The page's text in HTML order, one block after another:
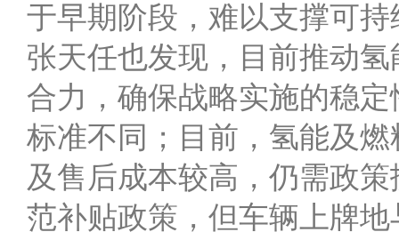
于早期阶段，难以支撑可持
张天任也发现，目前推动
合力，确保战略实施的稳
标准不同；目前，氢能及
及售后成本较高，仍需政
范补贴政策，但车辆上牌